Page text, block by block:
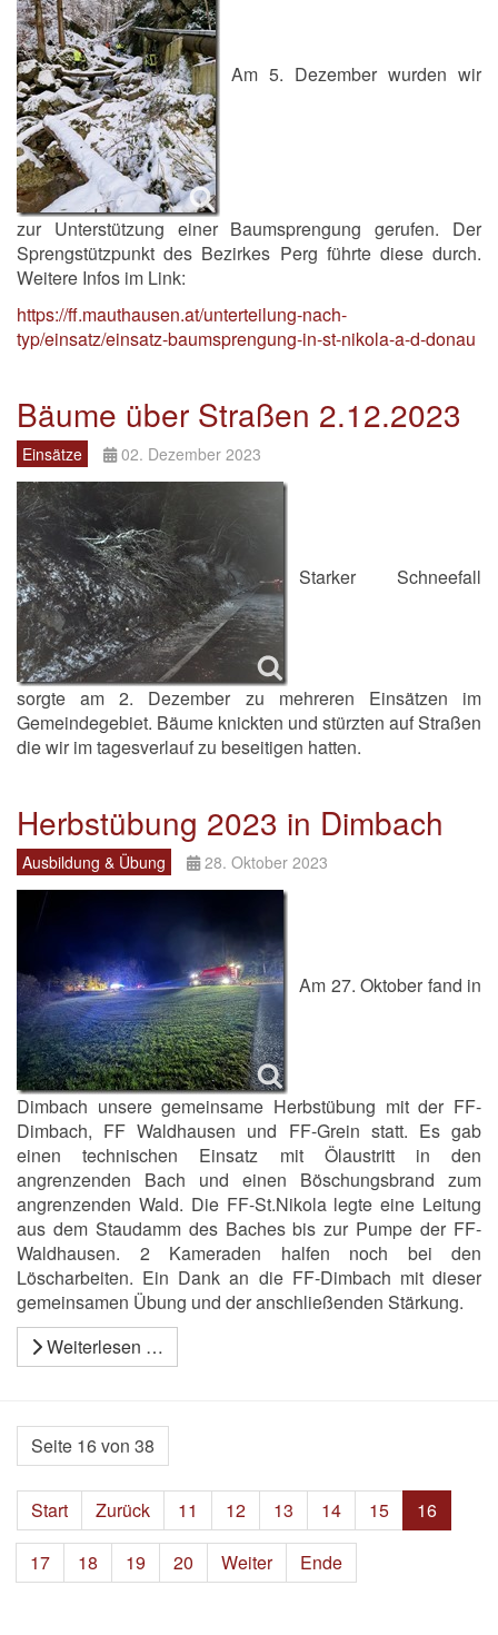
Am 5. Dezember wurden wir
zur Unterstützung einer Baumsprengung gerufen. Der
Sprengstützpunkt des Bezirkes Perg führte diese durch.
Weitere Infos im Link:
https://ff.mauthausen.at/unterteilung-nach-
typ/einsatz/einsatz-baumsprengung-in-st-nikola-a-d-donau
Bäume über Straßen 2.12.2023
Einsätze 02. Dezember 2023
Starker Schneefall
sorgte am 2. Dezember zu mehreren Einsätzen im
Gemeindegebiet. Bäume knickten und stürzten auf Straßen
die wir im tagesverlauf zu beseitigen hatten.
Herbstübung 2023 in Dimbach
Ausbildung & Übung 28. Oktober 2023
Am 27. Oktober fand in
Dimbach unsere gemeinsame Herbstübung mit der FF-
Dimbach, FF Waldhausen und FF-Grein statt. Es gab
einen technischen Einsatz mit Ölaustritt in den
angrenzenden Bach und einen Böschungsbrand zum
angrenzenden Wald. Die FF-St.Nikola legte eine Leitung
aus dem Staudamm des Baches bis zur Pumpe der FF-
Waldhausen. 2 Kameraden halfen noch bei den
Löscharbeiten. Ein Dank an die FF-Dimbach mit dieser
gemeinsamen Übung und der anschließenden Stärkung.
Weiterlesen …
Seite 16 von 38
Start Zurück 11 12 13 14 15 16
17 18 19 20 Weiter Ende